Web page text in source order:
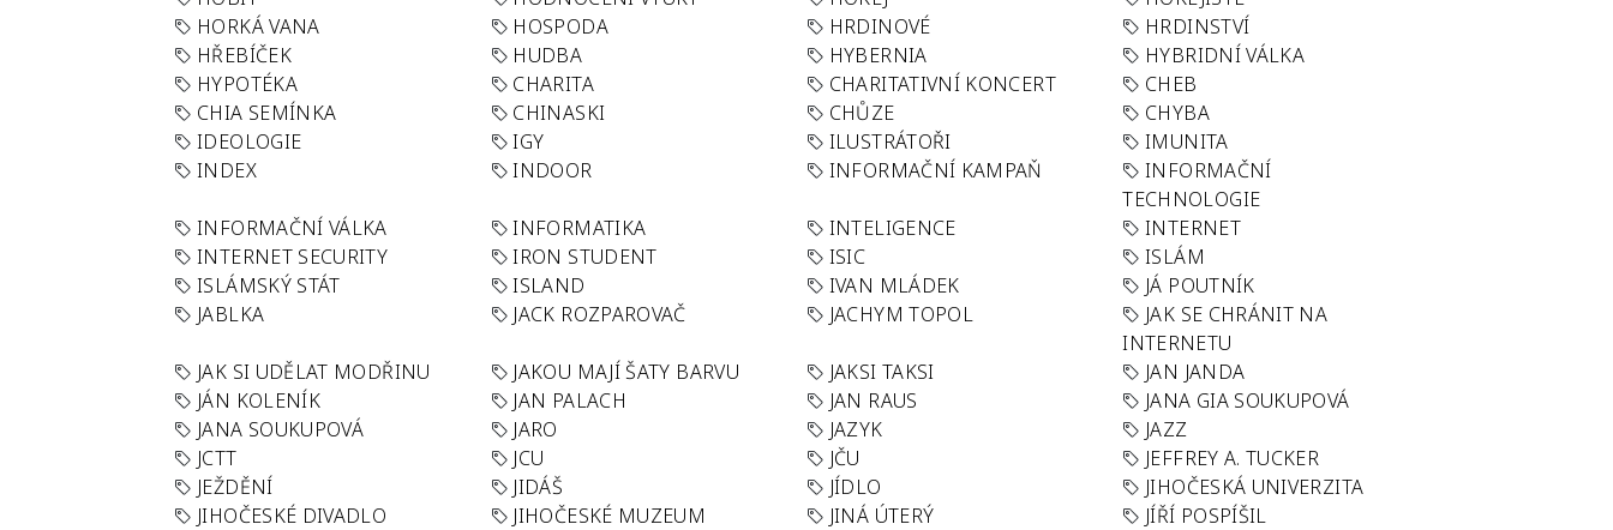
HORKÁ VANA
HOSPODA HRDINOVÉ
HRDINSTVÍ
HŘEBÍČEK
HUDBA HYBERNIA
HYBRIDNÍ VÁLKA
HYPOTÉKA
CHARITA CHARITATIVNÍ KONCERT
CHEB
CHIA SEMÍNKA
CHINASKI CHŮZE
CHYBA
IDEOLOGIE
IGY ILUSTRÁTOŘI
IMUNITA
INDEX
INDOOR INFORMAČNÍ KAMPAŇ
INFORMAČNÍ
TECHNOLOGIE
INFORMAČNÍ VÁLKA
INFORMATIKA INTELIGENCE
INTERNET
INTERNET SECURITY
IRON STUDENT ISIC
ISLÁM
ISLÁMSKÝ STÁT
ISLAND IVAN MLÁDEK
JÁ POUTNÍK
JABLKA
JACK ROZPAROVAČ JACHYM TOPOL
JAK SE CHRÁNIT NA
INTERNETU
JAK SI UDĚLAT MODŘINU
JAKOU MAJÍ ŠATY BARVU JAKSI TAKSI
JAN JANDA
JÁN KOLENÍK
JAN PALACH JAN RAUS
JANA GIA SOUKUPOVÁ
JANA SOUKUPOVÁ
JARO JAZYK
JAZZ
JCTT
JCU JČU
JEFFREY A. TUCKER
JEŽDĚNÍ
JIDÁŠ JÍDLO
JIHOČESKÁ UNIVERZITA
JIHOČESKÉ DIVADLO
JIHOČESKÉ MUZEUM JINÁ ÚTERÝ
JÍŘÍ POSPÍŠIL